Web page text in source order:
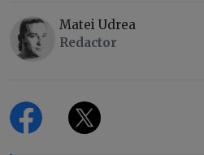
Matei Udrea
Redactor